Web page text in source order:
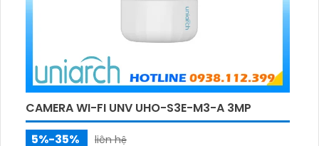
CAMERA WI-FI UNV UHO-S3E-M3-A 3MP
5%-35%
liên hệ